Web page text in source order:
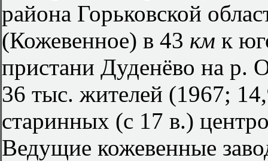
района Горьковской
(Кожевенное) в 43 км к
пристани Дуденёво на
36 тыс. жителей (1967;
старинных (с 17 в.)
Ведущие кожевенные